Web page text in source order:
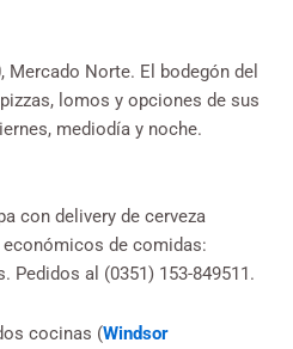
Mercado Norte. El bodegón del
lomos y opciones de sus
mediodía y noche.
con delivery de cerveza
de comidas:
Pedidos al (0351) 153-849511.
cocinas (Windsor